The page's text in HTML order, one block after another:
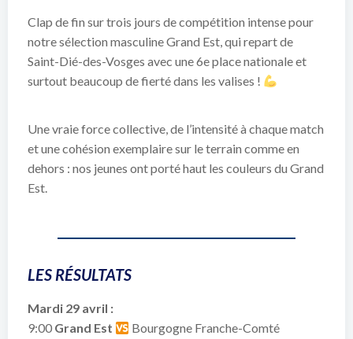
Clap de fin sur trois jours de compétition intense pour
notre sélection masculine Grand Est, qui repart de
Saint-Dié-des-Vosges avec une 6e place nationale et
surtout beaucoup de fierté dans les valises !
Une vraie force collective, de l’intensité à chaque match
et une cohésion exemplaire sur le terrain comme en
dehors : nos jeunes ont porté haut les couleurs du Grand
Est.
LES RÉSULTATS
Mardi 29 avril :
9:00 Grand Est
Bourgogne Franche-Comté